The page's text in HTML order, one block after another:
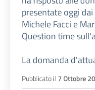
presentate oggi
Michele Facci e
Question time
La domanda
Pubblicato il 7 Ottobre